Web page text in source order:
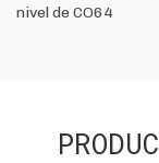
nivel de CO64